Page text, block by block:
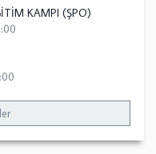
KAMPI (ŞPO)